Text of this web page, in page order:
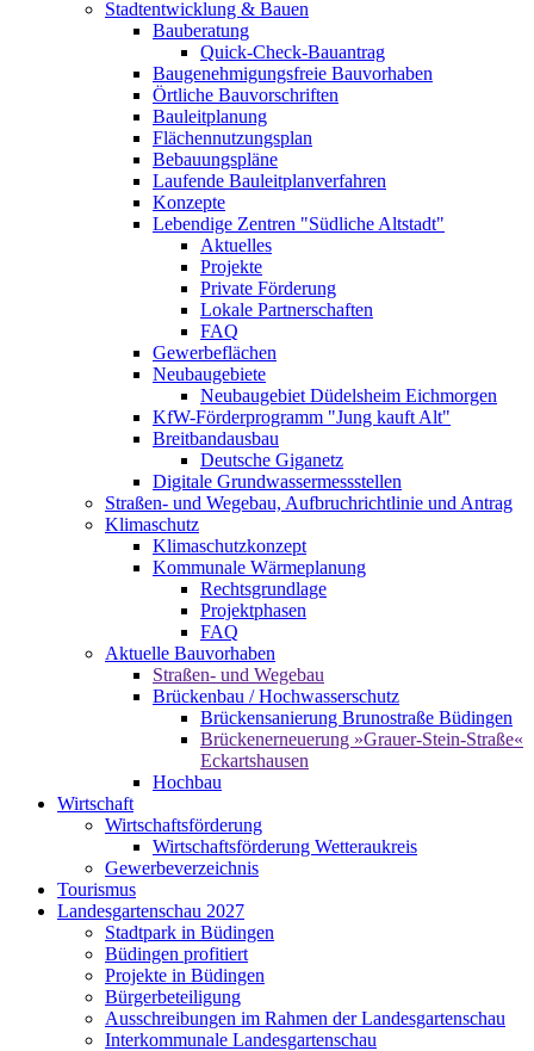
Stadtentwicklung & Bauen
Bauberatung
Quick-Check-Bauantrag
Baugenehmigungsfreie Bauvorhaben
Örtliche Bauvorschriften
Bauleitplanung
Flächennutzungsplan
Bebauungspläne
Laufende Bauleitplanverfahren
Konzepte
Lebendige Zentren "Südliche Altstadt"
Aktuelles
Projekte
Private Förderung
Lokale Partnerschaften
FAQ
Gewerbeflächen
Neubaugebiete
Neubaugebiet Düdelsheim Eichmorgen
KfW-Förderprogramm "Jung kauft Alt"
Breitbandausbau
Deutsche Giganetz
Digitale Grundwassermessstellen
Straßen- und Wegebau, Aufbruchrichtlinie und Antrag
Klimaschutz
Klimaschutzkonzept
Kommunale Wärmeplanung
Rechtsgrundlage
Projektphasen
FAQ
Aktuelle Bauvorhaben
Straßen- und Wegebau
Brückenbau / Hochwasserschutz
Brückensanierung Brunostraße Büdingen
Brückenerneuerung »Grauer-Stein-Straße«
Eckartshausen
Hochbau
Wirtschaft
Wirtschaftsförderung
Wirtschaftsförderung Wetteraukreis
Gewerbeverzeichnis
Tourismus
Landesgartenschau 2027
Stadtpark in Büdingen
Büdingen profitiert
Projekte in Büdingen
Bürgerbeteiligung
Ausschreibungen im Rahmen der Landesgartenschau
Interkommunale Landesgartenschau